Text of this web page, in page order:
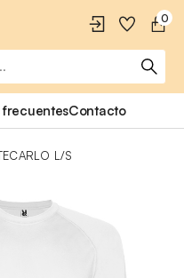
0
frecuentesContacto
L/S